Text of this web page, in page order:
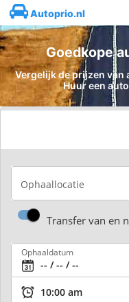
Autoprio.nl
Goedkope
Vergelijk de prijzen van
Huur een
Ophaallocatie
Transfer van en
Ophaaldatum